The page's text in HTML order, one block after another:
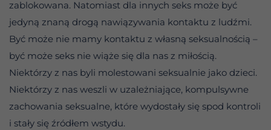
zablokowana. Natomiast dla innych seks może być
jedyną znaną drogą nawiązywania kontaktu z ludźmi.
Być może nie mamy kontaktu z własną seksualnością –
być może seks nie wiąże się dla nas z miłością.
Niektórzy z nas byli molestowani seksualnie jako dzieci.
Niektórzy z nas weszli w uzależniające, kompulsywne
zachowania seksualne, które wydostały się spod kontroli
i stały się źródłem wstydu.